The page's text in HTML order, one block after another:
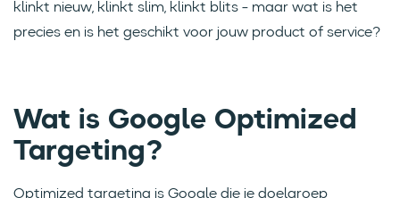
klinkt nieuw, klinkt slim, klinkt blits - maar wat is het
precies en is het geschikt voor jouw product of service?
Wat is Google Optimized
Targeting?
Optimized targeting is Google die je doelgroep